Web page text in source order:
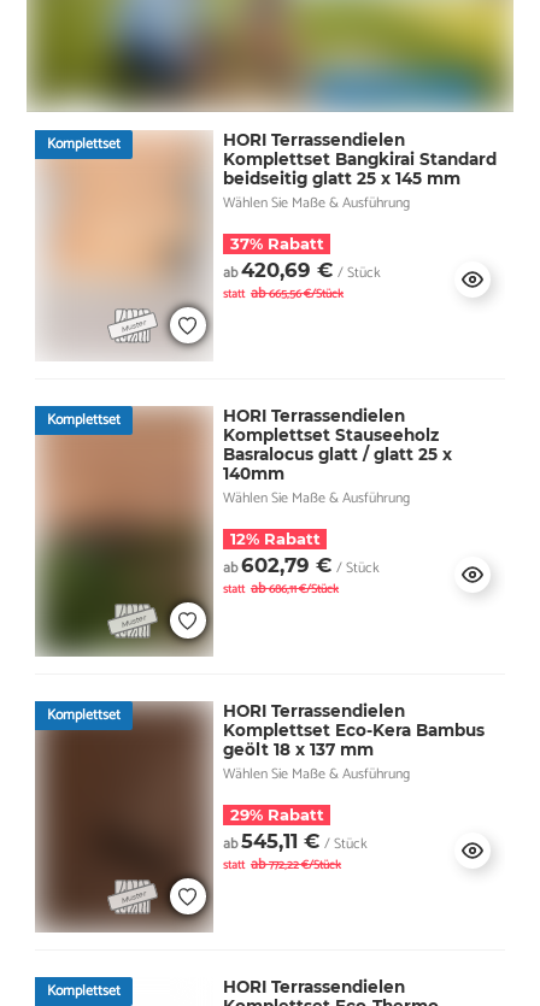
Komplettset
HORI Terrassendielen
Komplettset Bangkirai Standard
beidseitig glatt 25 x 145 mm
Wählen Sie Maße & Ausführung
37% Rabatt
ab420,69 € / Stück
statt ab665,56 €/Stück
Komplettset
HORI Terrassendielen
Komplettset Stauseeholz
Basralocus glatt / glatt 25 x
140mm
Wählen Sie Maße & Ausführung
12% Rabatt
ab602,79 € / Stück
statt ab686,11 €/Stück
Komplettset
HORI Terrassendielen
Komplettset Eco-Kera Bambus
geölt 18 x 137 mm
Wählen Sie Maße & Ausführung
29% Rabatt
ab545,11 € / Stück
statt ab772,22 €/Stück
Komplettset
HORI Terrassendielen